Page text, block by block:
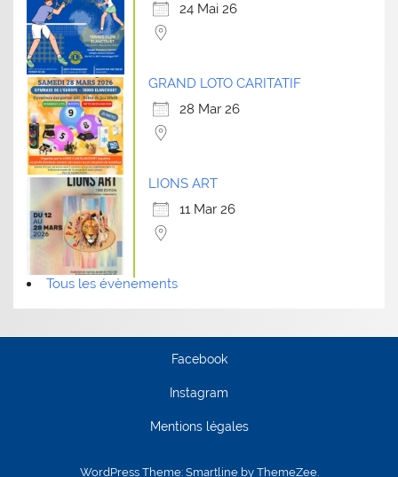
24 Mai 26
GRAND LOTO CARITATIF
28 Mar 26
LIONS ART
11 Mar 26
Tous les évènements
Facebook
Instagram
Mentions légales
WordPress Theme: Smartline by ThemeZee.